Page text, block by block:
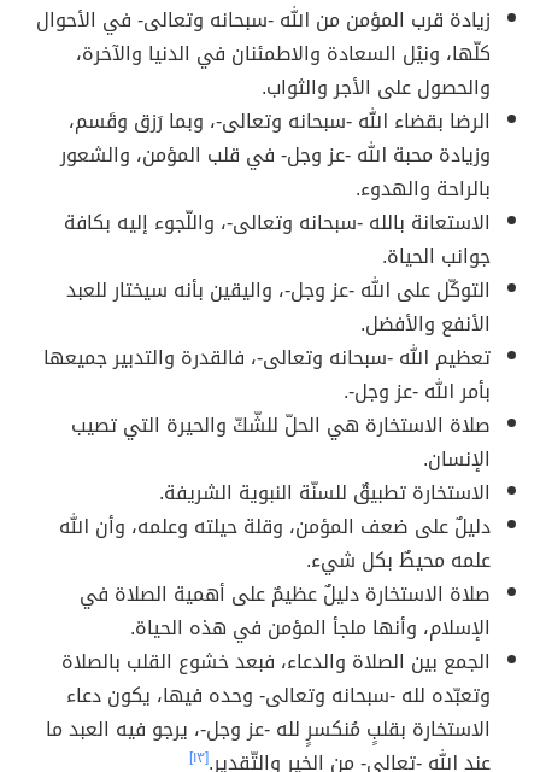
زيادة قرب المؤمن من الله -سبحانه وتعالى- في الأحوال
كلّها، ونيْل السعادة والاطمئنان في الدنيا والآخرة،
والحصول على الأجر والثواب.
الرضا بقضاء الله -سبحانه وتعالى-، وبما رَزق وقَسم،
وزيادة محبة الله -عز وجل- في قلب المؤمن، والشعور
بالراحة والهدوء.
الاستعانة بالله -سبحانه وتعالى-، واللّجوء إليه بكافة
جوانب الحياة.
التوكّل على الله -عز وجل-، واليقين بأنه سيختار للعبد
الأنفع والأفضل.
تعظيم الله -سبحانه وتعالى-، فالقدرة والتدبير جميعها
بأمر الله -عز وجل-.
صلاة الاستخارة هي الحلّ للشّكّ والحيرة التي تصيب
الإنسان.
الاستخارة تطبيقٌ للسنّة النبوية الشريفة.
دليلٌ على ضعف المؤمن، وقلة حيلته وعلمه، وأن الله
علمه محيطٌ بكل شيء.
صلاة الاستخارة دليلٌ عظيمٌ على أهمية الصلاة في
الإسلام، وأنها ملجأ المؤمن في هذه الحياة.
الجمع بين الصلاة والدعاء، فبعد خشوع القلب بالصلاة
وتعبّده لله -سبحانه وتعالى- وحده فيها، يكون دعاء
الاستخارة بقلبٍ مُنكسرٍ لله -عز وجل-، يرجو فيه العبد ما
عند الله -تعالى- من الخير والتّقدير.[١٣]